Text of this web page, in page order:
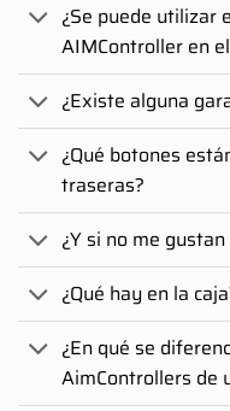
¿Se puede utilizar
AIMController en el
¿Existe alguna
¿Qué botones
traseras?
¿Y si no me
¿Qué hay en la
¿En qué se
AimControllers de